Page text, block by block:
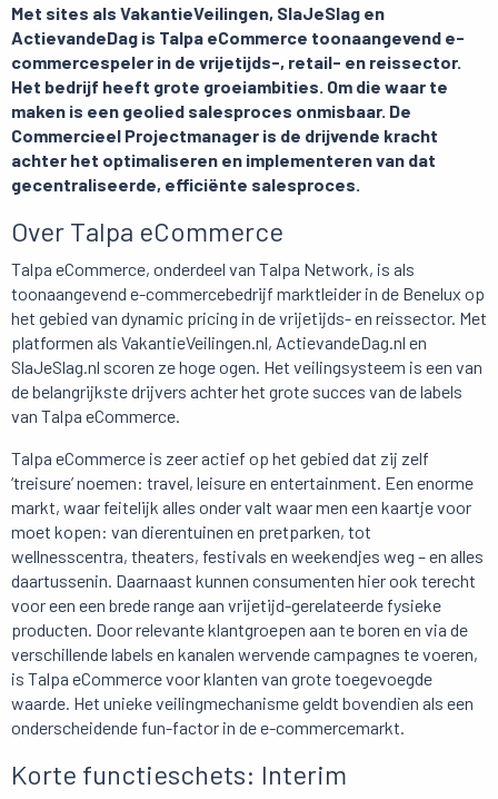
Met sites als VakantieVeilingen, SlaJeSlag en
ActievandeDag is Talpa eCommerce toonaangevend e-
commercespeler in de vrijetijds-, retail- en reissector.
Het bedrijf heeft grote groeiambities. Om die waar te
maken is een geolied salesproces onmisbaar. De
Commercieel Projectmanager is de drijvende kracht
achter het optimaliseren en implementeren van dat
gecentraliseerde, efficiënte salesproces.
Over Talpa eCommerce
Talpa eCommerce, onderdeel van Talpa Network, is als
toonaangevend e-commercebedrijf marktleider in de Benelux op
het gebied van dynamic pricing in de vrijetijds- en reissector. Met
platformen als VakantieVeilingen.nl, ActievandeDag.nl en
SlaJeSlag.nl scoren ze hoge ogen. Het veilingsysteem is een van
de belangrijkste drijvers achter het grote succes van de labels
van Talpa eCommerce.
Talpa eCommerce is zeer actief op het gebied dat zij zelf
‘treisure’ noemen: travel, leisure en entertainment. Een enorme
markt, waar feitelijk alles onder valt waar men een kaartje voor
moet kopen: van dierentuinen en pretparken, tot
wellnesscentra, theaters, festivals en weekendjes weg – en alles
daartussenin. Daarnaast kunnen consumenten hier ook terecht
voor een een brede range aan vrijetijd-gerelateerde fysieke
producten. Door relevante klantgroepen aan te boren en via de
verschillende labels en kanalen wervende campagnes te voeren,
is Talpa eCommerce voor klanten van grote toegevoegde
waarde. Het unieke veilingmechanisme geldt bovendien als een
onderscheidende fun-factor in de e-commercemarkt.
Korte functieschets: Interim